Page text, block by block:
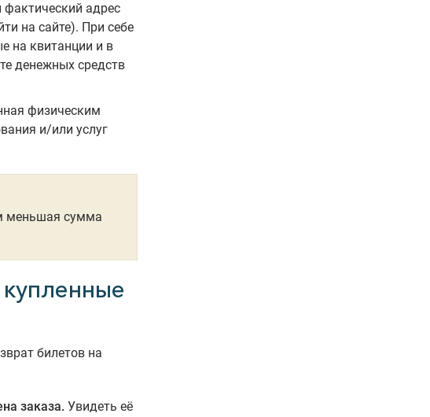
адрес
на сайте). При себе
на квитанции и в
денежных средств
физическим
и/или услуг
меньшая сумма
билетов на
заказа. Увидеть её